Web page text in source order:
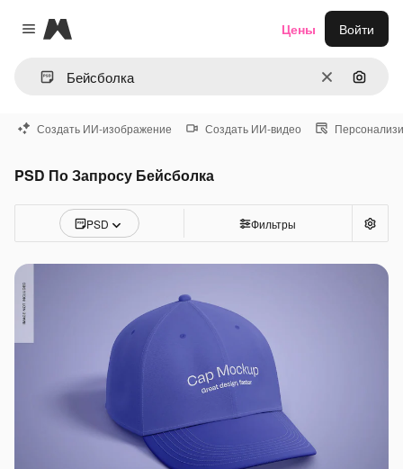
Close menu
Magnific
ОчиститьПоиск
Цены Войти
Создать ИИ-изображение Создать ИИ-видео
PSD По Запросу Бейсболка
PSD Фильтры